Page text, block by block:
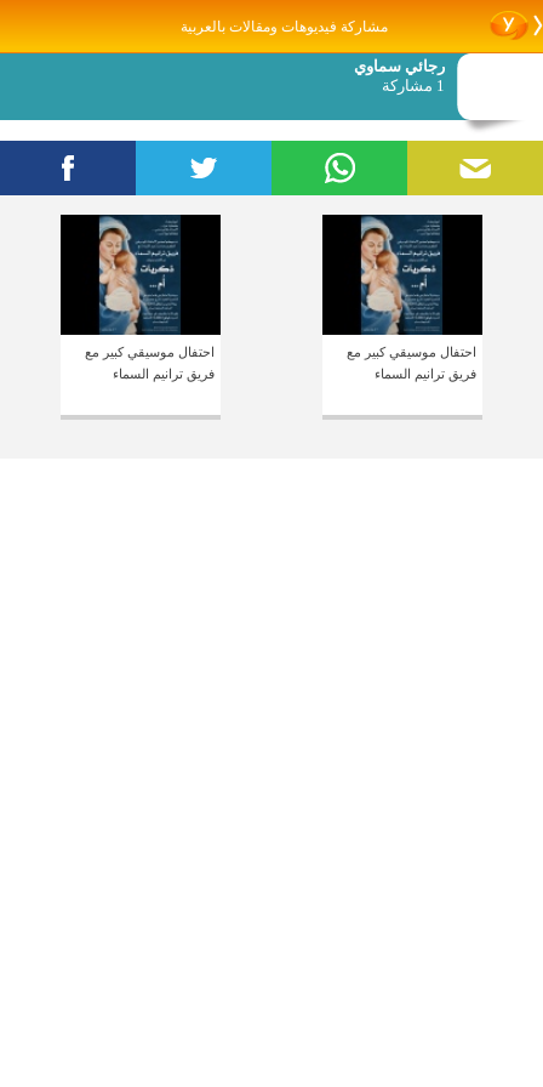
مشاركة فيديوهات ومقالات بالعربية
رجائي سماوي
1 مشاركة
احتفال موسيقي كبير مع
فريق ترانيم السماء
احتفال موسيقي كبير مع
فريق ترانيم السماء